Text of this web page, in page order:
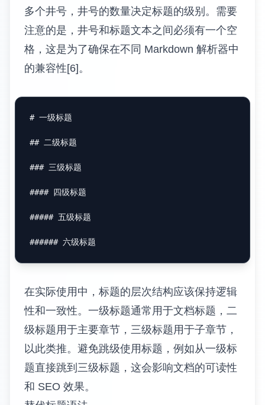
多个井号，井号的数量决定标题的级别。需要
注意的是，井号和标题文本之间必须有一个空
格，这是为了确保在不同 Markdown 解析器中
的兼容性[6]。
# 一级标题
## 二级标题
### 三级标题
#### 四级标题
##### 五级标题
###### 六级标题
在实际使用中，标题的层次结构应该保持逻辑
性和一致性。一级标题通常用于文档标题，二
级标题用于主要章节，三级标题用于子章节，
以此类推。避免跳级使用标题，例如从一级标
题直接跳到三级标题，这会影响文档的可读性
和 SEO 效果。